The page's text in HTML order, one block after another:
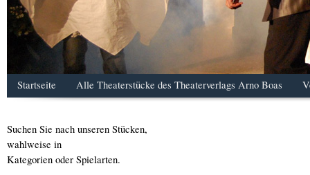
Startseite Alle Theaterstücke des Theaterverlags Arno Boas
Suchen Sie nach unseren Stücken,
wahlweise in
Kategorien oder Spielarten.